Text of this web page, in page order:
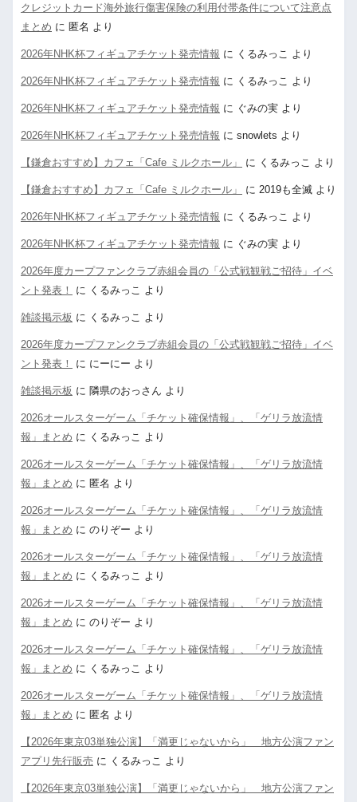
クレジットカード海外旅行傷害保険の利用付帯条件について注意点
まとめ に 匿名 より
2026年NHK杯フィギュアチケット発売情報 に くるみっこ より
2026年NHK杯フィギュアチケット発売情報 に くるみっこ より
2026年NHK杯フィギュアチケット発売情報 に ぐみの実 より
2026年NHK杯フィギュアチケット発売情報 に snowlets より
【鎌倉おすすめ】カフェ「Cafe ミルクホール」 に くるみっこ より
【鎌倉おすすめ】カフェ「Cafe ミルクホール」 に 2019も全滅 より
2026年NHK杯フィギュアチケット発売情報 に くるみっこ より
2026年NHK杯フィギュアチケット発売情報 に ぐみの実 より
2026年度カープファンクラブ赤組会員の「公式戦観戦ご招待」イベ
ント発表！
に くるみっこ より
雑談掲示板 に くるみっこ より
2026年度カープファンクラブ赤組会員の「公式戦観戦ご招待」イベ
ント発表！
に にーにー より
雑談掲示板 に 隣県のおっさん より
2026オールスターゲーム「チケット確保情報」、「ゲリラ放流情
報」まとめ に くるみっこ より
2026オールスターゲーム「チケット確保情報」、「ゲリラ放流情
報」まとめ に 匿名 より
2026オールスターゲーム「チケット確保情報」、「ゲリラ放流情
報」まとめ に のりぞー より
2026オールスターゲーム「チケット確保情報」、「ゲリラ放流情
報」まとめ に くるみっこ より
2026オールスターゲーム「チケット確保情報」、「ゲリラ放流情
報」まとめ に のりぞー より
2026オールスターゲーム「チケット確保情報」、「ゲリラ放流情
報」まとめ に くるみっこ より
2026オールスターゲーム「チケット確保情報」、「ゲリラ放流情
報」まとめ に 匿名 より
【2026年東京03単独公演】「満更じゃないから」 地方公演ファン
アプリ先行販売 に くるみっこ より
【2026年東京03単独公演】「満更じゃないから」 地方公演ファン